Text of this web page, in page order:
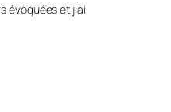
évoquées et j’ai